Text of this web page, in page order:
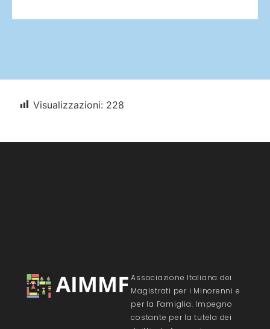
Visualizzazioni: 228
Associazione Italiana dei
Magistrati per i Minorenni e
per la Famiglia. Impegno
costante per la tutela dei